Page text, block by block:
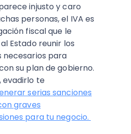
injusto y caro
personas, el IVA es
fiscal que le
Estado reunir los
necesarios para
su plan de gobierno.
evadirlo te
serias sanciones
graves
para tu negocio.